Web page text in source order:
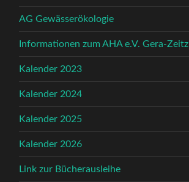
AG Gewässerökologie
Informationen zum AHA e.V. Gera-Zeitz
Kalender 2023
Kalender 2024
Kalender 2025
Kalender 2026
Link zur Bücherausleihe